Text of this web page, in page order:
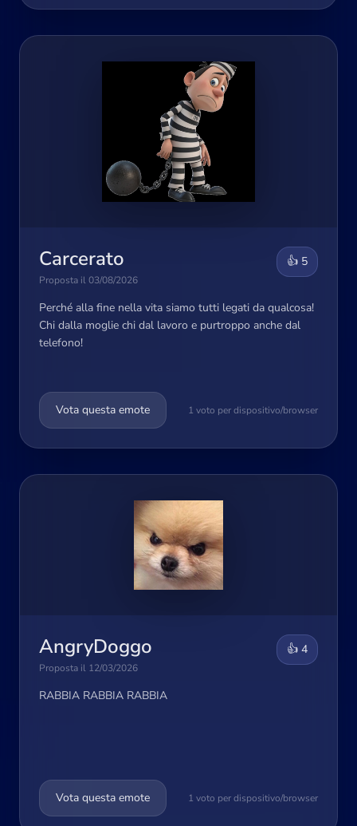
Carcerato
Proposta il 03/08/2026
👍 5
Perché alla fine nella vita siamo tutti legati da qualcosa!
Chi dalla moglie chi dal lavoro e purtroppo anche dal
telefono!
Vota questa emote 1 voto per dispositivo/browser
AngryDoggo
Proposta il 12/03/2026
👍 4
RABBIA RABBIA RABBIA
Vota questa emote 1 voto per dispositivo/browser